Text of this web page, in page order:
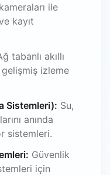
ile
kayıt
tabanlı akıllı
izleme
Sistemleri): Su,
anında
sistemleri.
Güvenlik
için